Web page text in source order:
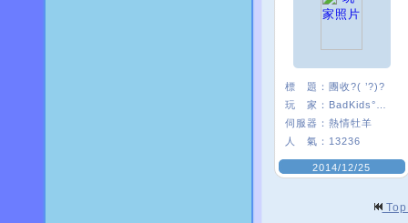
標 題： 團收?( ’?)?
玩 家：
伺服器： 熱情牡羊
人 氣： 13236
2014/12/25